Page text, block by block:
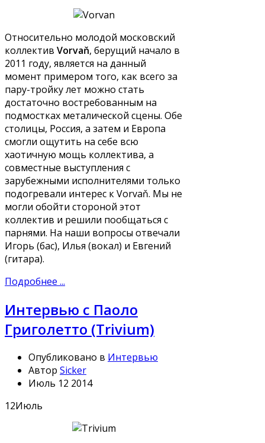
Относительно молодой московский
коллектив Vorvaň, берущий начало в
2011 году, является на данный
момент примером того, как всего за
пару-тройку лет можно стать
достаточно востребованным на
подмостках металической сцены. Обе
столицы, Россия, а затем и Европа
смогли ощутить на себе всю
хаотичную мощь коллектива, а
совместные выступления с
зарубежными исполнителями только
подогревали интерес к Vorvaň. Мы не
могли обойти стороной этот
коллектив и решили пообщаться с
парнями. На наши вопросы отвечали
Игорь (бас), Илья (вокал) и Евгений
(гитара).
Подробнее ...
Интервью с Паоло
Григолетто (Trivium)
Опубликовано в Интервью
Автор Sicker
Июль 12 2014
12Июль